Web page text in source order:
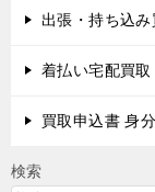
出張・持ち込み
着払い宅配買取
買取申込書 身
検索